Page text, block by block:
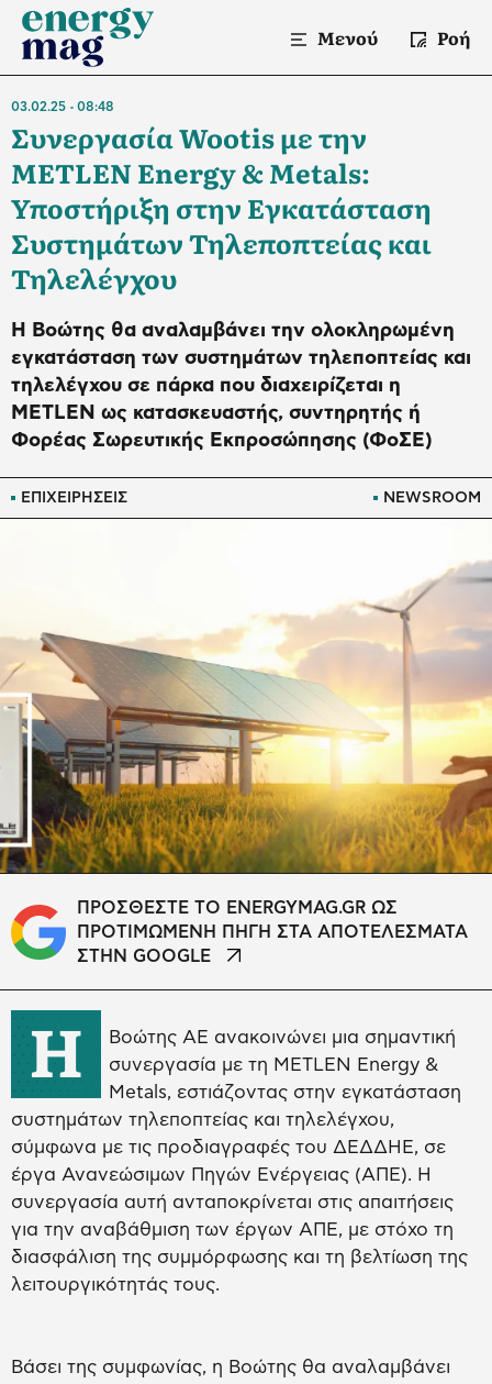
Μενού Ροή
ΕΠΙΧΕΙΡΗΣΕΙΣ NEWSROOM
03.02.25 08:48
Συνεργασία Wootis με την
METLEN Energy & Metals:
Υποστήριξη στην Εγκατάσταση
Συστημάτων Τηλεποπτείας και
Τηλελέγχου
Η Βοώτης θα αναλαμβάνει την ολοκληρωμένη
εγκατάσταση των συστημάτων τηλεποπτείας και
τηλελέγχου σε πάρκα που διαχειρίζεται η
METLEN ως κατασκευαστής, συντηρητής ή
Φορέας Σωρευτικής Εκπροσώπησης (ΦοΣΕ)
ΠΡΟΣΘΕΣΤΕ ΤΟ ENERGYMAG.GR ΩΣ
ΠΡΟΤΙΜΩΜΕΝΗ ΠΗΓΗ ΣΤΑ ΑΠΟΤΕΛΕΣΜΑΤΑ
ΣΤΗΝ GOOGLE
Η
Βοώτης ΑΕ ανακοινώνει μια σημαντική
συνεργασία με τη METLEN Energy &
Metals, εστιάζοντας στην εγκατάσταση
συστημάτων τηλεποπτείας και τηλελέγχου,
σύμφωνα με τις προδιαγραφές του ΔΕΔΔΗΕ, σε
έργα Ανανεώσιμων Πηγών Ενέργειας (ΑΠΕ). Η
συνεργασία αυτή ανταποκρίνεται στις απαιτήσεις
για την αναβάθμιση των έργων ΑΠΕ, με στόχο τη
διασφάλιση της συμμόρφωσης και τη βελτίωση της
λειτουργικότητάς τους.
Βάσει της συμφωνίας, η Βοώτης θα αναλαμβάνει